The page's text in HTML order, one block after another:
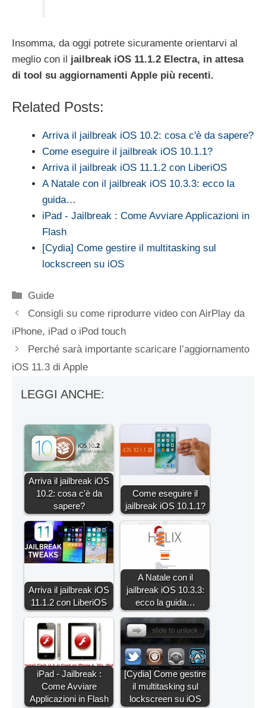
Insomma, da oggi potrete sicuramente orientarvi al
meglio con il jailbreak iOS 11.1.2 Electra, in attesa
di tool su aggiornamenti Apple più recenti.
Related Posts:
Arriva il jailbreak iOS 10.2: cosa c'è da sapere?
Come eseguire il jailbreak iOS 10.1.1?
Arriva il jailbreak iOS 11.1.2 con LiberiOS
A Natale con il jailbreak iOS 10.3.3: ecco la
guida…
iPad - Jailbreak : Come Avviare Applicazioni in
Flash
[Cydia] Come gestire il multitasking sul
lockscreen su iOS
Categorie
Guide
Consigli su come riprodurre video con AirPlay da
iPhone, iPad o iPod touch
Perché sarà importante scaricare l’aggiornamento
iOS 11.3 di Apple
LEGGI ANCHE:
Arriva il jailbreak iOS
10.2: cosa c'è da
sapere?
Come eseguire il
jailbreak iOS 10.1.1?
Arriva il jailbreak iOS
11.1.2 con LiberiOS
A Natale con il
jailbreak iOS 10.3.3:
ecco la guida…
iPad - Jailbreak :
Come Avviare
Applicazioni in Flash
[Cydia] Come gestire
il multitasking sul
lockscreen su iOS